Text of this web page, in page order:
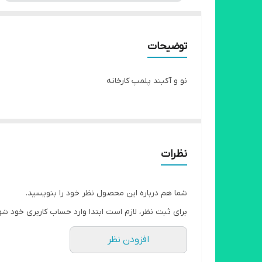
توضیحات
نو و آکبند پلمپ کارخانه
نظرات
شما هم درباره این محصول نظر خود را بنویسید.
برای ثبت نظر، لازم است ابتدا وارد حساب کاربری خود
افزودن نظر